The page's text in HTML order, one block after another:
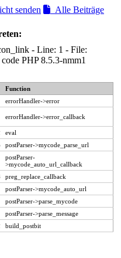
senden
Alle Beiträge
- Line: 1 - File:
PHP 8.5.3-nmm1
Function
errorHandler->error
errorHandler->error_callback
eval
postParser->mycode_parse_url
postParser-
>mycode_auto_url_callback
preg_replace_callback
postParser->mycode_auto_url
postParser->parse_mycode
postParser->parse_message
build_postbit